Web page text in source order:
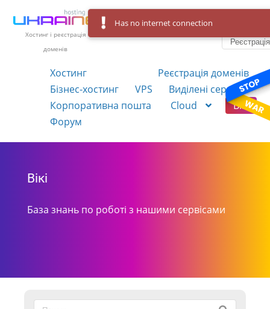
Хостинг і реєстрація
доменів
Реєстрація
Хостинг
Реєстрація доменів
Бізнес-хостинг
VPS
Виділені сервера
Корпоративна пошта
Cloud
Вікі
Форум
Вікі
База знань по роботі з нашими сервісами
Has no internet connection